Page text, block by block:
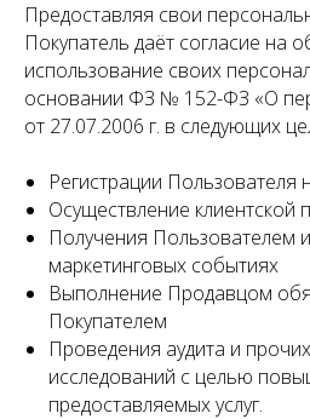
Предоставляя свои
Покупатель даёт согласие на
использование своих
основании ФЗ № 152-ФЗ «О
от 27.07.2006 г. в следующих
Регистрации Пользователя
Осуществление клиентской
Получения Пользователем
маркетинговых событиях
Выполнение Продавцом
Покупателем
Проведения аудита и
исследований с целью
предоставляемых услуг.